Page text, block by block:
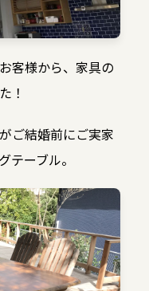
客様から、家具の
！
ご結婚前にご実家
テーブル。